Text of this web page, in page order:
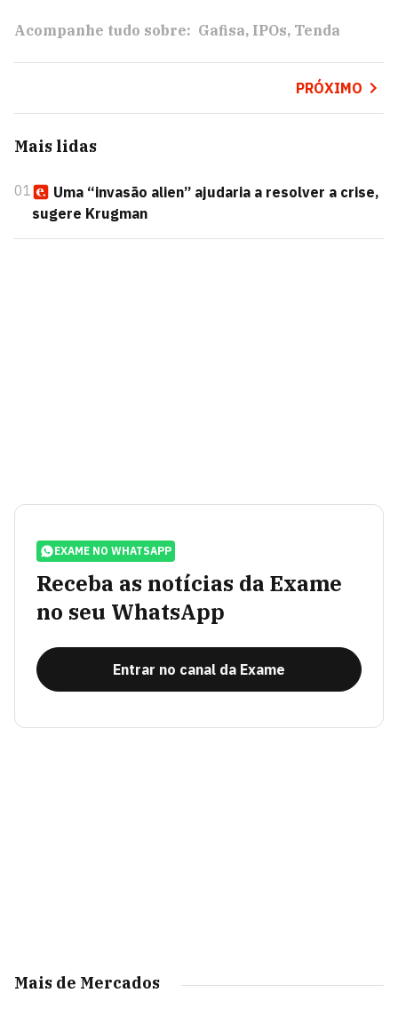
Acompanhe tudo sobre: Gafisa IPOs Tenda
PRÓXIMO
Mais lidas
01
Uma “invasão alien” ajudaria a resolver a crise,
sugere Krugman
EXAME NO WHATSAPP
Receba as notícias da Exame
no seu WhatsApp
Entrar no canal da Exame
Mais de Mercados